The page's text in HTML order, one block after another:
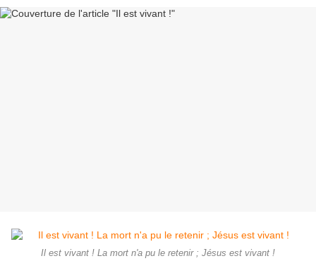
Il est vivant ! La mort n'a pu le retenir ; Jésus est vivant !